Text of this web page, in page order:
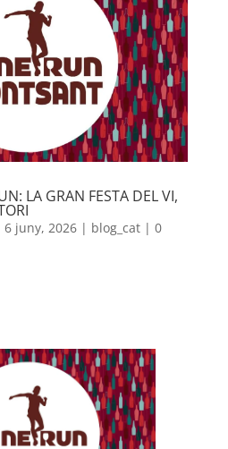
LA GRAN FESTA DEL VI,
6 juny, 2026| blog_cat| 0